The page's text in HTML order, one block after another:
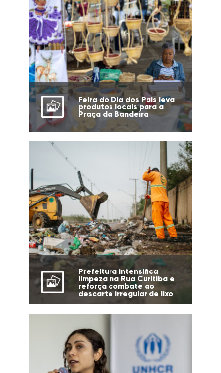
Feira do Dia dos Pais leva
produtos locais para a
Praça da Bandeira
Prefeitura intensifica
limpeza na Rua Curitiba e
reforça combate ao
descarte irregular de lixo